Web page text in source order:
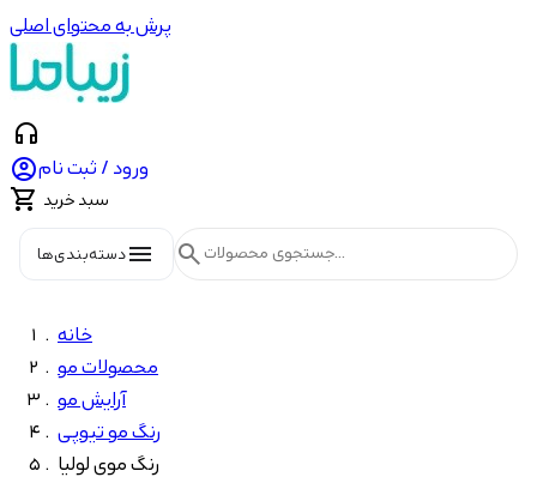
پرش به محتوای اصلی
headphones
ورود / ثبت نام
 سبد خرید
menuدسته‌بندی‌ها search
خانه
محصولات مو
آرایش مو
رنگ مو تیوپی
رنگ موی لولیا